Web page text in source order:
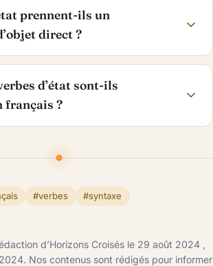
prennent-ils un
direct ?
d’état sont-ils
français ?
#verbes
#syntaxe
d’Horizons Croisés le 29 août 2024 ,
Nos contenus sont rédigés pour informer